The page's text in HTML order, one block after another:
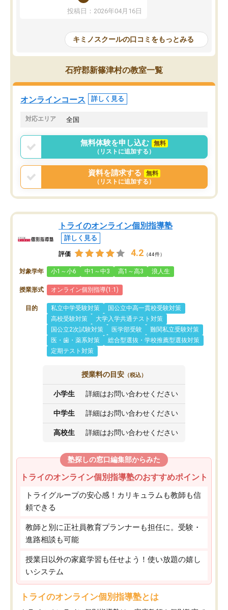
を詰め込むのではなく、自学自習の習
慣が身につくよう並走してくれるの
はなくなりました。
講師の方との距離も近く、親身なコー
チングのおかげで、停滞期もモチベー
ションを維持できました。「やらされ
る勉強」から「目標のための勉強」へ
意識が変わったことが、目標校への合
投稿日：2026年04月16日
の仕方をコーチングして
ルなので、家での学習習
身につきました。結果と
た英語の偏差値が10以
していた公立高校に無事
た。自分から学ぶ姿勢を
キミノスクールの口コミをもっとみる
石狩郡新篠津村の教室一覧
オンラインコース 詳しく見る
対応エリア 全国
無料体験を申し込む
無料
（リストに追加する）
資料を請求する
無料
（リストに追加する）
トライのオンライン個別指導塾
詳しく見る
評価 4.2 （44件）
対象学年 小1～小6 中1～中3 高1～高3 浪人生
授業形式 オンライン個別指導(1:1)
目的 私立中学受験対策
国公立中高一貫校受験対策
高校受験対策
大学入学共通テスト対策
国公立2次試験対策
医学部受験
難関私立受験対策
医・歯・薬系対策
総合型選抜・学校推薦型選抜対策
定期テスト対策
授業料の目安 （税込）
小学生 詳細はお問い合わせください
中学生 詳細はお問い合わせください
高校生 詳細はお問い合わせください
塾探しの窓口編集部からみた
トライのオンライン個別指導塾のおすすめポイント
トライグループの安心感！カリキュラムも教師も信
頼できる
教師と別に正社員教育プランナーも担任に。受験・
進路相談も可能
授業日以外の家庭学習も任せよう！使い放題の嬉し
いシステム
トライのオンライン個別指導塾とは